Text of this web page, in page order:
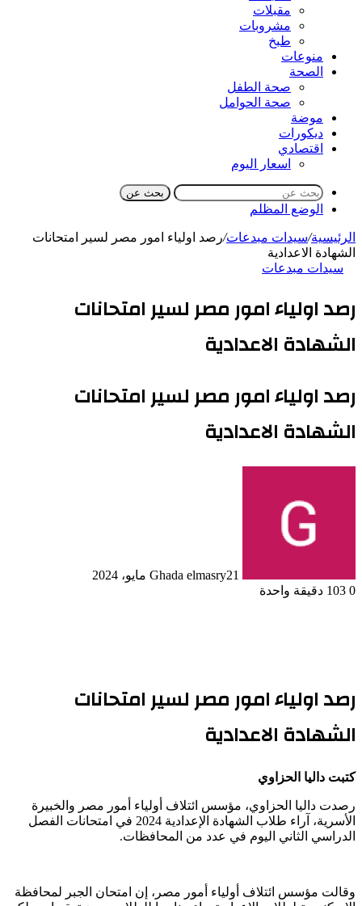
مقبلات
مشروبات
طبخ
منوعات
الصحة
صحة الطفل
صحة الحوامل
موضة
ديكورات
اقتصادي
اسعار اليوم
بحث عن
الوضع المظلم
الرئيسية/سيدات مبدعات/رصد اولياء امور مصر لسير امتحانات
الشهادة الاعدادية
سيدات مبدعات
رصد اولياء امور مصر لسير امتحانات
الشهادة الاعدادية
رصد اولياء امور مصر لسير امتحانات
الشهادة الاعدادية
Ghada elmasry21 مايو، 2024
0
دقيقة واحدة
رصد اولياء امور مصر لسير امتحانات
الشهادة الاعدادية
كتبت داليا الحزاوي
رصدت داليا الحزاوي، مؤسس ائتلاف أولياء أمور مصر والخبيرة
الأسرية، آراء طلاب الشهادة الإعدادية 2024 في امتحانات الفصل
الدراسي الثاني اليوم في عدد من المحافظات.
وقالت مؤسس ائتلاف أولياء أمور مصر، إن امتحان الجبر لمحافظة